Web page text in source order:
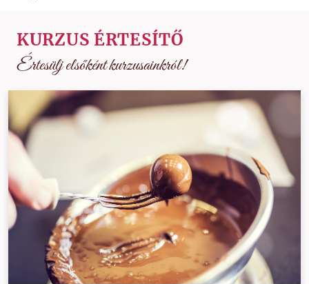
KURZUS ÉRTESÍTŐ
Értesülj elsőként kurzusainkról!